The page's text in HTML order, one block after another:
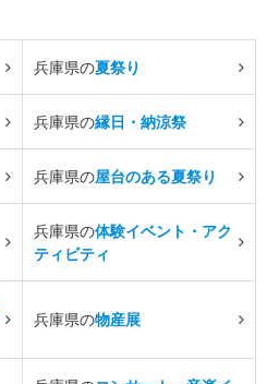
兵庫県の夏祭り
兵庫県の縁日・納涼祭
兵庫県の屋台のある夏祭り
兵庫県の体験イベント・アク
ティビティ
兵庫県の物産展